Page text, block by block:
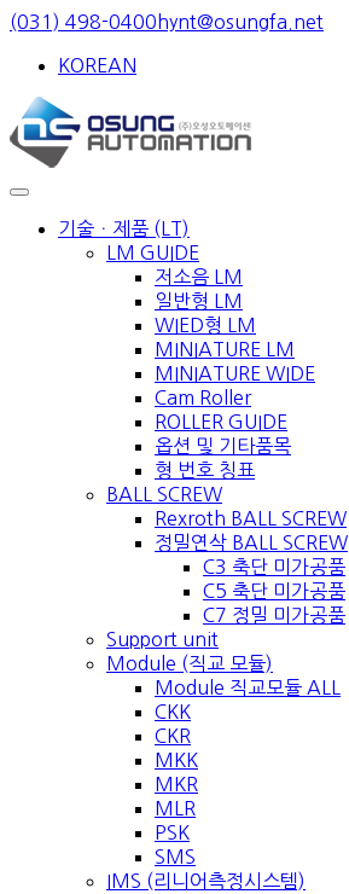
Skip
content
(031) 498-0400 hynt@osungfa.net
KOREAN
기술ㆍ제품 (LT)
LM GUIDE
저소음 LM
일반형 LM
WIED형 LM
MINIATURE LM
MINIATURE WIDE
Cam Roller
ROLLER GUIDE
옵션 및 기타품목
형 번호 칭표
BALL SCREW
Rexroth BALL SCREW
정밀연삭 BALL SCREW
C3 축단 미가공품
C5 축단 미가공품
C7 정밀 미가공품
Support unit
Module (직교 모듈)
Module 직교모듈 ALL
CKK
CKR
MKK
MKR
MLR
PSK
SMS
IMS (리니어측정시스템)